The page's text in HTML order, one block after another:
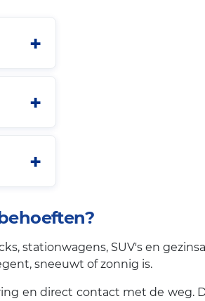
stationwagens, SUV's en
sneeuwt of zonnig is.
en direct contact met de weg.